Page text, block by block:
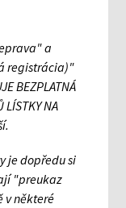
a
registrácia)"
BEZPLATNÁ
LÍSTKY NA
je dopředu si
"preukaz
v některé